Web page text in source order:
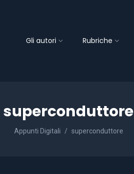
Gli autori Rubriche
superconduttore
Appunti Digitali superconduttore